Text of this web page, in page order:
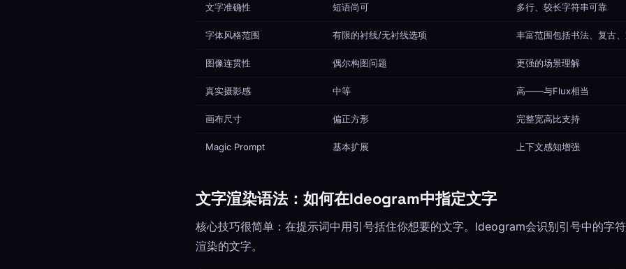
文字准确性 短语尚可 多行、较长字符串可靠
字体风格范围 有限的衬线/无衬线选项 丰富范围包括书法、复古
图像连贯性 偶尔构图问题 更强的场景理解
真实摄影感 中等 高——与Flux相当
画布尺寸 偏正方形 完整宽高比支持
Magic Prompt 基本扩展 上下文感知增强
文字渲染语法：如何在Ideogram中指定文字
核心技巧很简单：在提示词中用引号括住你想要的文字。Ideogram会识别引号中的字
渲染的文字。